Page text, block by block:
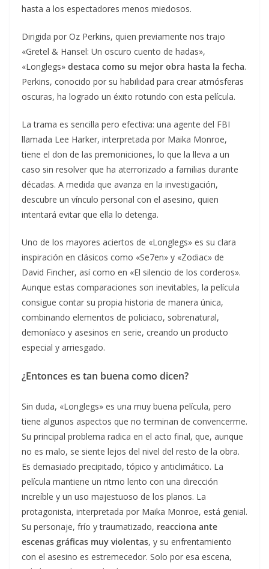
hasta a los espectadores menos miedosos.
Dirigida por Oz Perkins, quien previamente nos trajo
«Gretel & Hansel: Un oscuro cuento de hadas»,
«Longlegs» destaca como su mejor obra hasta la fecha.
Perkins, conocido por su habilidad para crear atmósferas
oscuras, ha logrado un éxito rotundo con esta película.
La trama es sencilla pero efectiva: una agente del FBI
llamada Lee Harker, interpretada por Maika Monroe,
tiene el don de las premoniciones, lo que la lleva a un
caso sin resolver que ha aterrorizado a familias durante
décadas. A medida que avanza en la investigación,
descubre un vínculo personal con el asesino, quien
intentará evitar que ella lo detenga.
Uno de los mayores aciertos de «Longlegs» es su clara
inspiración en clásicos como «Se7en» y «Zodiac» de
David Fincher, así como en «El silencio de los corderos».
Aunque estas comparaciones son inevitables, la película
consigue contar su propia historia de manera única,
combinando elementos de policiaco, sobrenatural,
demoníaco y asesinos en serie, creando un producto
especial y arriesgado.
¿Entonces es tan buena como dicen?
Sin duda, «Longlegs» es una muy buena película, pero
tiene algunos aspectos que no terminan de convencerme.
Su principal problema radica en el acto final, que, aunque
no es malo, se siente lejos del nivel del resto de la obra.
Es demasiado precipitado, tópico y anticlimático. La
película mantiene un ritmo lento con una dirección
increíble y un uso majestuoso de los planos. La
protagonista, interpretada por Maika Monroe, está genial.
Su personaje, frío y traumatizado, reacciona ante
escenas gráficas muy violentas, y su enfrentamiento
con el asesino es estremecedor. Solo por esa escena,